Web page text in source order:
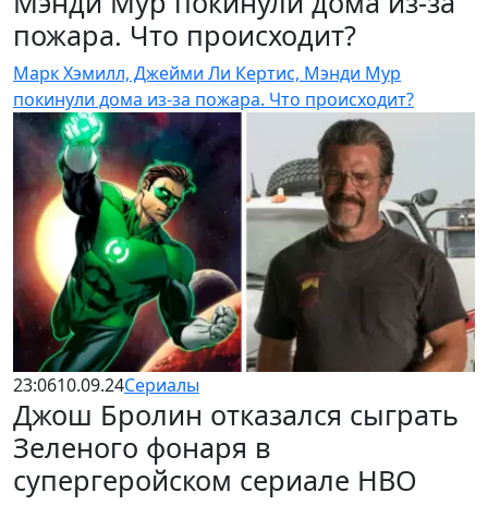
пожара. Что происходит?
Марк Хэмилл, Джейми Ли Кертис, Мэнди Мур
покинули дома из-за пожара. Что происходит?
23:0610.09.24Сериалы
Джош Бролин отказался сыграть
Зеленого фонаря в
супергеройском сериале HBO